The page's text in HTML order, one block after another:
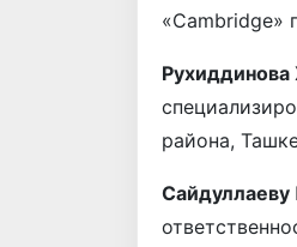
«Cambridge»
Рухиддинова
района,